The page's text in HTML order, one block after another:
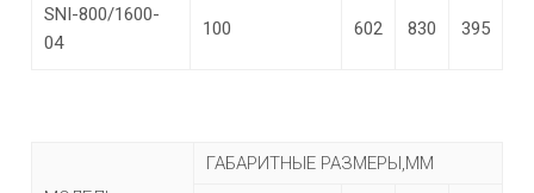
SNI-800/1600-
04
100 602 830 395
ГАБАРИТНЫЕ РАЗМЕРЫ,ММ